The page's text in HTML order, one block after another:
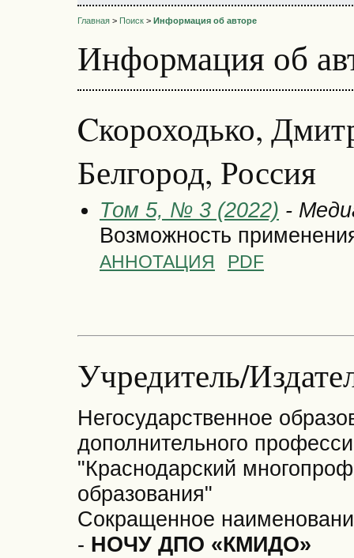
Главная > Поиск > Информация об авторе
Информация об
Cкороходько,
Белгород, Россия
Том 5, № 3 (2022) -
Возможность
АННОТАЦИЯ PDF
Учредитель/
Негосударственное
дополнительного
"Краснодарский
образования"
Сокращенное
- НОЧУ ДПО «КМИДО»